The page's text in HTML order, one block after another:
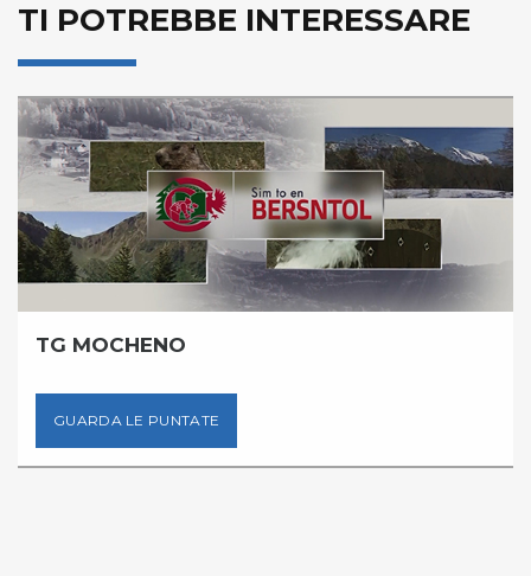
TI POTREBBE INTERESSARE
TG MOCHENO
GUARDA LE PUNTATE